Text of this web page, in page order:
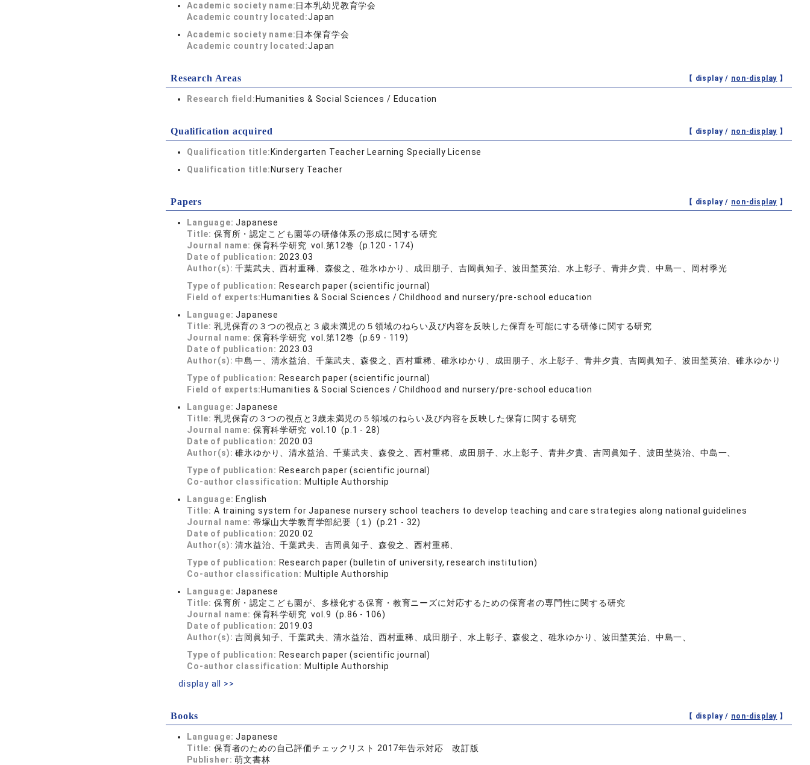
Academic society name:日本乳幼児教育学会
Academic country located:Japan
Academic society name:日本保育学会
Academic country located:Japan
Research Areas 【 display / non-display 】
Research field: Humanities & Social Sciences / Education
Qualification acquired 【 display / non-display 】
Qualification title: Kindergarten Teacher Learning Specially License
Qualification title: Nursery Teacher
Papers 【 display / non-display 】
Language:Japanese
Title: 保育所・認定こども園等の研修体系の形成に関する研究
Journal name: 保育科学研究 vol.第12巻 (p.120 - 174)
Date of publication: 2023.03
Author(s):千葉武夫、西村重稀、森俊之、碓氷ゆかり、成田朋子、吉岡眞知子、波田埜英治、水上彰子、青井夕貴、中島一、岡村季光
Type of publication: Research paper (scientific journal)
Field of experts: Humanities & Social Sciences / Childhood and nursery/pre-school education
Language:Japanese
Title: 乳児保育の３つの視点と３歳未満児の５領域のねらい及び内容を反映した保育を可能にする研修に関する研究
Journal name: 保育科学研究 vol.第12巻 (p.69 - 119)
Date of publication: 2023.03
Author(s):中島一、清水益治、千葉武夫、森俊之、西村重稀、碓氷ゆかり、成田朋子、水上彰子、青井夕貴、吉岡眞知子、波田埜英治、碓氷ゆかり
Type of publication: Research paper (scientific journal)
Field of experts: Humanities & Social Sciences / Childhood and nursery/pre-school education
Language:Japanese
Title: 乳児保育の３つの視点と3歳未満児の５領域のねらい及び内容を反映した保育に関する研究
Journal name: 保育科学研究 vol.10 (p.1 - 28)
Date of publication: 2020.03
Author(s):碓氷ゆかり、清水益治、千葉武夫、森俊之、西村重稀、成田朋子、水上彰子、青井夕貴、吉岡眞知子、波田埜英治、中島一、
Type of publication: Research paper (scientific journal)
Co-author classification: Multiple Authorship
Language: English
Title: A training system for Japanese nursery school teachers to develop teaching and care strategies along national guidelines
Journal name: 帝塚山大学教育学部紀要 (１) (p.21 - 32)
Date of publication: 2020.02
Author(s):清水益治、千葉武夫、吉岡眞知子、森俊之、西村重稀、
Type of publication: Research paper (bulletin of university, research institution)
Co-author classification: Multiple Authorship
Language:Japanese
Title: 保育所・認定こども園が、多様化する保育・教育ニーズに対応するための保育者の専門性に関する研究
Journal name: 保育科学研究 vol.9 (p.86 - 106)
Date of publication: 2019.03
Author(s):吉岡眞知子、千葉武夫、清水益治、西村重稀、成田朋子、水上彰子、森俊之、碓氷ゆかり、波田埜英治、中島一、
Type of publication: Research paper (scientific journal)
Co-author classification: Multiple Authorship
display all >>
Books 【 display / non-display 】
Language:Japanese
Title: 保育者のための自己評価チェックリスト 2017年告示対応 改訂版
Publisher:萌文書林